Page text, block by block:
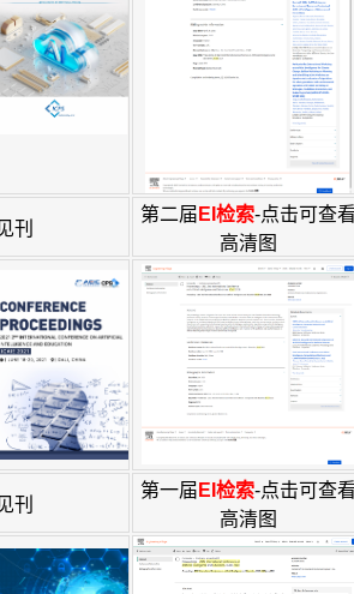
刊
第二届 EI检索-点击可查
高清图
刊
第一届 EI检索-点击可查
高清图